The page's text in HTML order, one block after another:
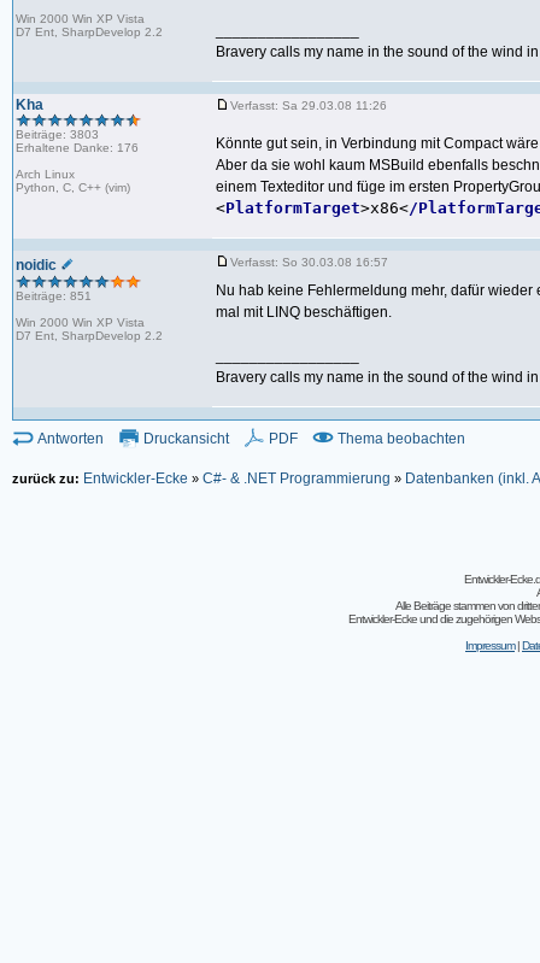
Win 2000 Win XP Vista
D7 Ent, SharpDevelop 2.2
Bravery calls my name in the sound of the wind
Kha
Beiträge: 3803
Erhaltene Danke: 176
Arch Linux
Python, C, C++ (vim)
Verfasst: Sa 29.03.08 11:26
Könnte gut sein, in Verbindung mit Compact
Aber da sie wohl kaum MSBuild ebenfalls
einem Texteditor und füge im ersten
<PlatformTarget>x86</
noidic
Beiträge: 851
Win 2000 Win XP Vista
D7 Ent, SharpDevelop 2.2
Verfasst: So 30.03.08 16:57
Nu hab keine Fehlermeldung mehr, dafür
mal mit LINQ beschäftigen.
Bravery calls my name in the sound of the wind
Antworten Druckansicht PDF Thema beobachten
zurück zu: Entwickler-Ecke » C#- & .NET Programmierung » Datenbanken (inkl.
Entwickler-
Alle Beiträge stammen von
Entwickler-Ecke und die zugehörigen
Impressum|